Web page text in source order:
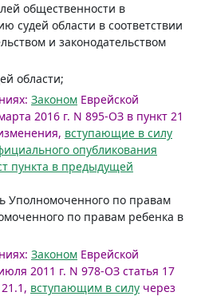
общественности в
судей области в соответствии
и законодательством
области;
Законом Еврейской
2016 г. N 895-ОЗ в пункт 21
вступающие в силу
опубликования
пункта в предыдущей
Уполномоченного по правам
по правам ребенка в
Законом Еврейской
2011 г. N 978-ОЗ статья 17
вступающим в силу через